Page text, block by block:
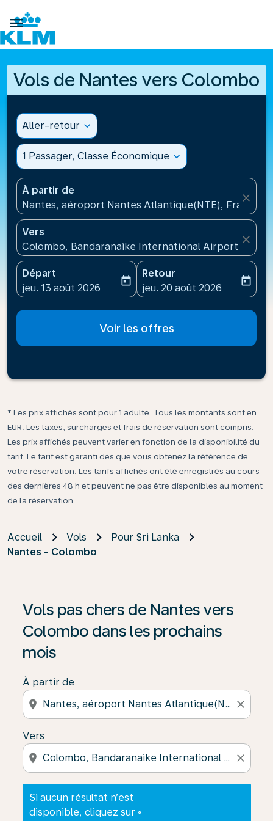

Vols de Nantes vers Colombo
Aller-retour expand_more
1 Passager, Classe Économique expand_more
À partir de
Nantes, aéroport Nantes Atlantique(NTE), France
close
Vers
Colombo, Bandaranaike International Airport(CMB),
close
Départ
fc-booking-departure-date-aria-label
jeu. 13 août 2026
today
Retour
fc-booking-return-date-
jeu. 20 août 2026
today
Voir les offres
* Les prix affichés sont pour 1 adulte. Tous les montants sont en
EUR. Les taxes, surcharges et frais de réservation sont compris.
Les prix affichés peuvent varier en fonction de la disponibilité du
tarif. Le tarif est garanti dès que vous obtenez la référence de
votre réservation. Les tarifs affichés ont été enregistrés au cours
des dernières 48 h et peuvent ne pas être disponibles au moment
de la réservation.
Accueil Vols
Pour Sri Lanka
Nantes - Colombo
Vols pas chers de Nantes vers
Colombo dans les prochains
mois
À partir de
location_on close
Vers
location_on close
Si aucun résultat n’est
disponible, cliquez sur «
Si aucun résultat n’est disponible, cliquez sur «